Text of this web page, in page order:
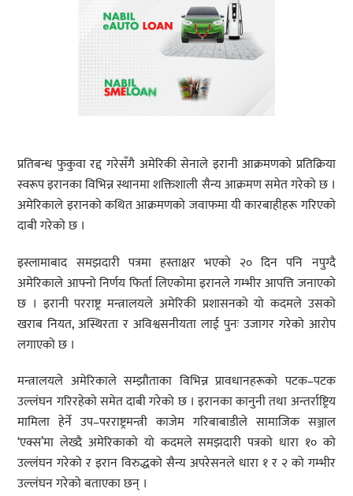
प्रतिबन्ध फुकुवा रद्द गरेसँगै अमेरिकी सेनाले इरानी आक्रमणको प्रतिक्रिया
स्वरूप इरानका विभिन्न स्थानमा शक्तिशाली सैन्य आक्रमण समेत गरेको छ ।
अमेरिकाले इरानको कथित आक्रमणको जवाफमा यी कारबाहीहरू गरिएको
दाबी गरेको छ ।
इस्लामाबाद समझदारी पत्रमा हस्ताक्षर भएको २० दिन पनि नपुग्दै
अमेरिकाले आफ्नो निर्णय फिर्ता लिएकोमा इरानले गम्भीर आपत्ति जनाएको
छ । इरानी परराष्ट्र मन्त्रालयले अमेरिकी प्रशासनको यो कदमले उसको
खराब नियत, अस्थिरता र अविश्वसनीयता लाई पुनः उजागर गरेको आरोप
लगाएको छ ।
मन्त्रालयले अमेरिकाले सम्झौताका विभिन्न प्रावधानहरूको पटक–पटक
उल्लंघन गरिरहेको समेत दाबी गरेको छ । इरानका कानुनी तथा अन्तर्राष्ट्रिय
मामिला हेर्ने उप–परराष्ट्रमन्त्री काजेम गरिबाबाडीले सामाजिक सञ्जाल
‘एक्स’मा लेख्दै अमेरिकाको यो कदमले समझदारी पत्रको धारा १० को
उल्लंघन गरेको र इरान विरुद्धको सैन्य अपरेसनले धारा १ र २ को गम्भीर
उल्लंघन गरेको बताएका छन् ।